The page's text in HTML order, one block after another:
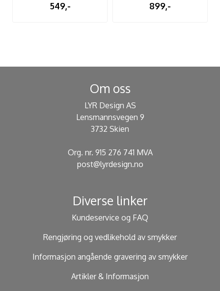
549,- 899,-
Om oss
LYR Design AS
Lensmannsvegen 9
3732 Skien
Org. nr. 915 276 741 MVA
post@lyrdesign.no
Diverse linker
Kundeservice og FAQ
Rengjøring og vedlikehold av smykker
Informasjon angående gravering av smykker
Artikler & Informasjon